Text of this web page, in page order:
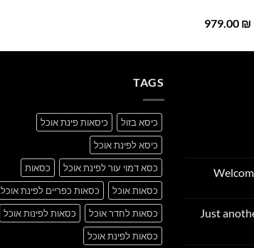
המחיר
היה:
979.00 ₪
המחיר
הוא:
Just
TAGS
כיסא בזול
כיסאות פינת אוכל
כיסא לפינת אוכל
כסא דמוי עור לפינת אוכל
כסאות
כסאות אוכל
כסאות כפריים לפינת אוכל
כסאות לחדר אוכל
כסאות לפינות אוכל
כסאות לפינת אוכל